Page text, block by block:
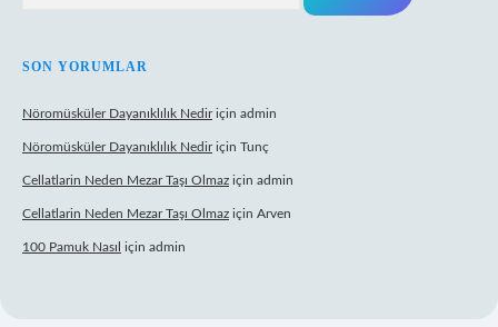
SON YORUMLAR
Nöromüsküler Dayanıklılık Nediriçin admin
Nöromüsküler Dayanıklılık Nediriçin Tunç
Cellatlarin Neden Mezar Taşı Olmaz için admin
Cellatlarin Neden Mezar Taşı Olmaz için Arven
100 Pamuk Nasıl için admin